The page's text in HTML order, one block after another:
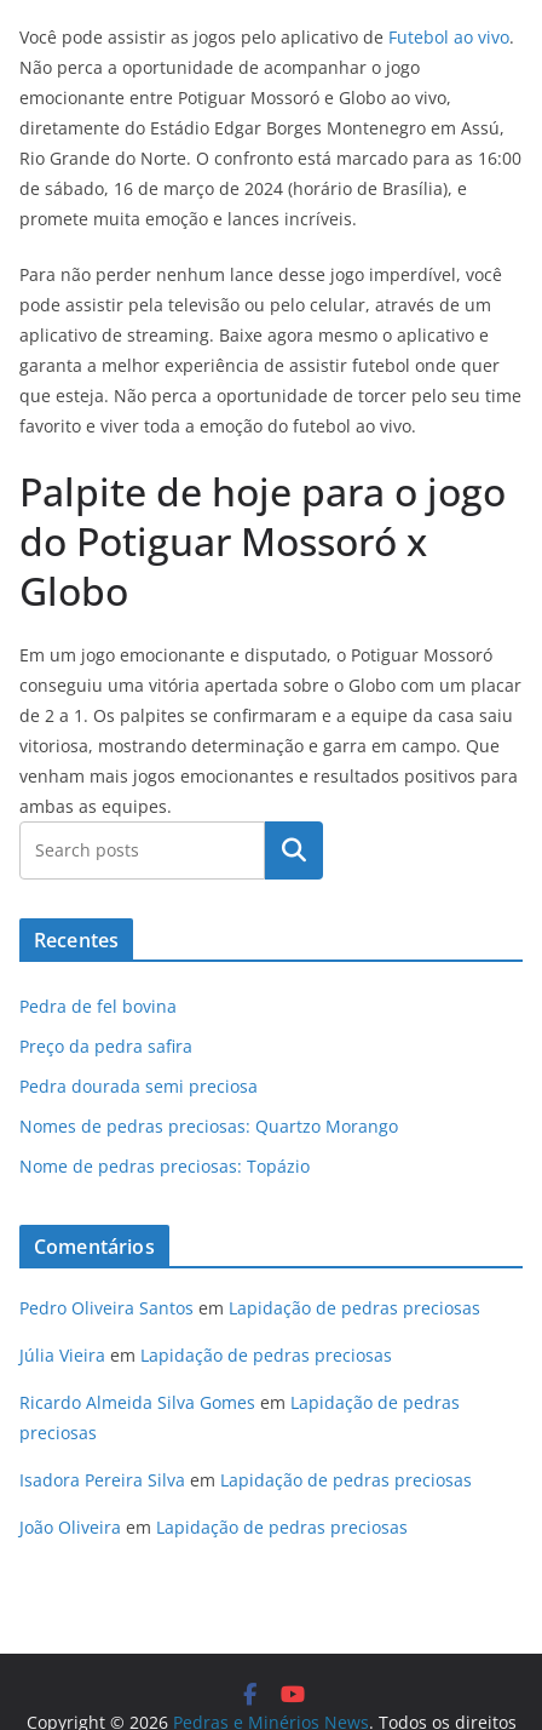
Você pode assistir as jogos pelo aplicativo de Futebol ao vivo.
Não perca a oportunidade de acompanhar o jogo
emocionante entre Potiguar Mossoró e Globo ao vivo,
diretamente do Estádio Edgar Borges Montenegro em Assú,
Rio Grande do Norte. O confronto está marcado para as 16:00
de sábado, 16 de março de 2024 (horário de Brasília), e
promete muita emoção e lances incríveis.
Para não perder nenhum lance desse jogo imperdível, você
pode assistir pela televisão ou pelo celular, através de um
aplicativo de streaming. Baixe agora mesmo o aplicativo e
garanta a melhor experiência de assistir futebol onde quer
que esteja. Não perca a oportunidade de torcer pelo seu time
favorito e viver toda a emoção do futebol ao vivo.
Palpite de hoje para o jogo
do Potiguar Mossoró x
Globo
Em um jogo emocionante e disputado, o Potiguar Mossoró
conseguiu uma vitória apertada sobre o Globo com um placar
de 2 a 1. Os palpites se confirmaram e a equipe da casa saiu
vitoriosa, mostrando determinação e garra em campo. Que
venham mais jogos emocionantes e resultados positivos para
ambas as equipes.
Pesquisar
Recentes
Pedra de fel bovina
Preço da pedra safira
Pedra dourada semi preciosa
Nomes de pedras preciosas: Quartzo Morango
Nome de pedras preciosas: Topázio
Comentários
Pedro Oliveira Santos em Lapidação de pedras preciosas
Júlia Vieira em Lapidação de pedras preciosas
Ricardo Almeida Silva Gomes em Lapidação de pedras
preciosas
Isadora Pereira Silva em Lapidação de pedras preciosas
João Oliveira em Lapidação de pedras preciosas
Copyright © 2026 Pedras e Minérios News. Todos os direitos